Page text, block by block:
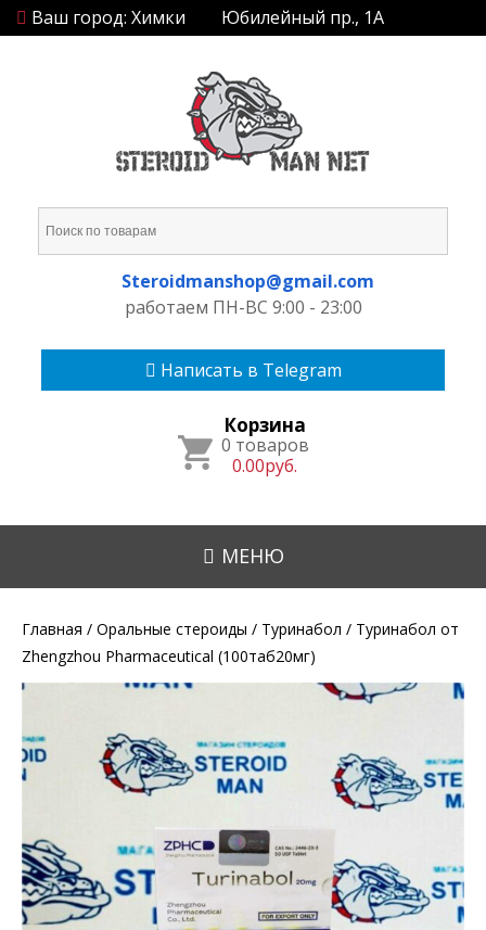
Ваш город: Химки Юбилейный пр., 1А
Steroidmanshop@gmail.com
работаем ПН-ВС 9:00 - 23:00
Написать в Telegram
Корзина
0 товаров
0.00руб.
МЕНЮ
Главная / Оральные стероиды / Туринабол / Туринабол от
Zhengzhou Pharmaceutical (100таб20мг)